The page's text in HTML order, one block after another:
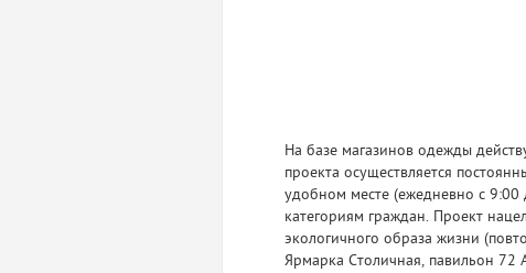
На базе магазинов одежды
проекта осуществляется
удобном месте (ежедневно с
категориям граждан. Проект
экологичного образа жизни
Ярмарка Столичная, павильон 72